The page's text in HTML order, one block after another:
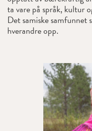
ta vare på språk, kultur
Det samiske samfunnet
hverandre opp.